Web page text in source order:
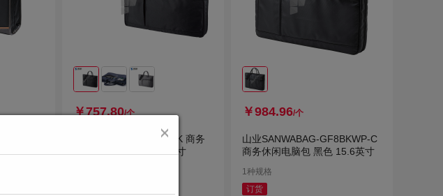
￥757.80/个
山业SANWABAG-GF8BK 商务
休闲电脑包 黑色 15.6英寸
￥984.96/个
山业SANWABAG-GF8BKWP-C
商务休闲电脑包 黑色 15.6英寸
1种规格
订货